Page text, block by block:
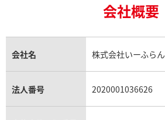
金貨買取
貴金属買取
銀・シルバー買取
パラジウム買取
トパーズ買取
タンザナイト買取
キャッツアイ買取
ロレックス エクスプローラー買取
ロレックス デイトジャスト買取
パテック フィリップノーチラス買取
ヴァシュロン・コンスタンタン買取
シャネル マトラッセ買取
セリーヌ買取
ヴァンクリーフ＆アーペル買取
ショーメ買取
ダミアーニ買取
会社概要
会社名 株式会社いーふらん
法人番号 2020001036626